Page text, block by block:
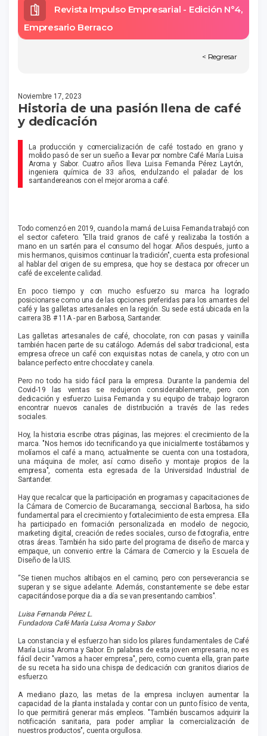
Revista Impulso Empresarial - Edición N°4,
Empresario Berraco
< Regresar
Noviembre 17, 2023
Historia de una pasión llena de café
y dedicación
La producción y comercialización de café tostado en grano y
molido pasó de ser un sueño a llevar por nombre Café María Luisa
Aroma y Sabor. Cuatro años lleva Luisa Fernanda Pérez Laytón,
ingeniera química de 33 años, endulzando el paladar de los
santandereanos con el mejor aroma a café.
Todo comenzó en 2019, cuando la mamá de Luisa Fernanda trabajó con
el sector cafetero. "Ella traid granos de café y realizaba la tostión a
mano en un sartén para el consumo del hogar. Años después, junto a
mis hermanos, quisimos continuar la tradición", cuenta esta profesional
al hablar del origen de su empresa, que hoy se destaca por ofrecer un
café de excelente calidad.
En poco tiempo y con mucho esfuerzo su marca ha logrado
posicionarse como una de las opciones preferidas para los amantes del
café y las galletas artesanales en la región. Su sede está ubicada en la
carrera 3B # 11A - par en Barbosa, Santander.
Las galletas artesanales de café, chocolate, ron con pasas y vainilla
también hacen parte de su catálogo. Además del sabor tradicional, esta
empresa ofrece un café con exquisitas notas de canela, y otro con un
balance perfecto entre chocolate y canela.
Pero no todo ha sido fácil para la empresa. Durante la pandemia del
Covid-19 las ventas se redujeron considerablemente, pero con
dedicación y esfuerzo Luisa Fernanda y su equipo de trabajo lograron
encontrar nuevos canales de distribución a través de las redes
sociales.
Hoy, la historia escribe otras páginas, las mejores: el crecimiento de la
marca. "Nos hemos ido tecnificando ya que inicialmente tostábamos y
molíamos el café a mano, actualmente se cuenta con una tostadora,
una máquina de moler, así como diseño y montaje propios de la
empresa", comenta esta egresada de la Universidad Industrial de
Santander.
Hay que recalcar que la participación en programas y capacitaciones de
la Cámara de Comercio de Bucaramanga, seccional Barbosa, ha sido
fundamental para el crecimiento y fortalecimiento de esta empresa. Ella
ha participado en formación personalizada en modelo de negocio,
marketing digital, creación de redes sociales, curso de fotografia, entre
otras áreas. También ha sido parte del programa de diseño de marca y
empaque, un convenio entre la Cámara de Comercio y la Escuela de
Diseño de la UIS.
“Se tienen muchos altibajos en el camino, pero con perseverancia se
superan y se sigue adelante. Además, constantemente se debe estar
capacitándose porque dia a día se van presentando cambios".
Luisa Fernanda Pérez L.
Fundadora Café María Luisa Aroma y Sabor
La constancia y el esfuerzo han sido los pilares fundamentales de Café
María Luisa Aroma y Sabor. En palabras de esta joven empresaria, no es
fácil decir "vamos a hacer empresa", pero, como cuenta ella, gran parte
de su receta ha sido una chispa de dedicación con granitos diarios de
esfuerzo.
A mediano plazo, las metas de la empresa incluyen aumentar la
capacidad de la planta instalada y contar con un punto físico de venta,
lo que permitirá generar más empleos. "También buscamos adquirir la
notificación sanitaria, para poder ampliar la comercialización de
nuestros productos", cuenta orgullosa.